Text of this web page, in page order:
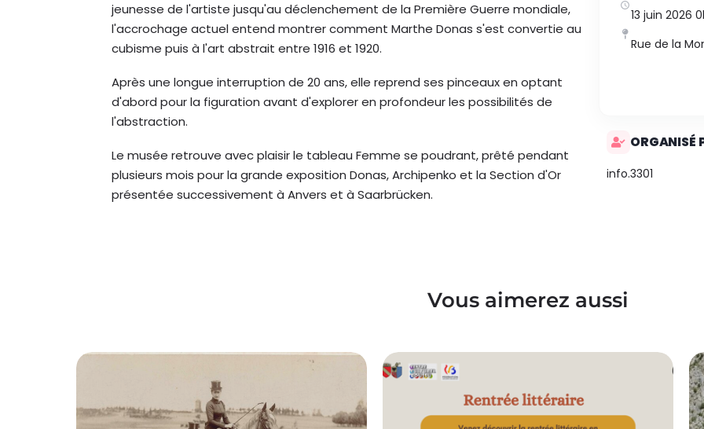
jeunesse de l'artiste jusqu'au déclenchement de la Première Guerre mondiale,
l'accrochage actuel entend montrer comment Marthe Donas s'est convertie au
cubisme puis à l'art abstrait entre 1916 et 1920.
Après une longue interruption de 20 ans, elle reprend ses pinceaux en optant
d'abord pour la figuration avant d'explorer en profondeur les possibilités de
l'abstraction.
Le musée retrouve avec plaisir le tableau Femme se poudrant, prêté pendant
plusieurs mois pour la grande exposition Donas, Archipenko et la Section d'Or
présentée successivement à Anvers et à Saarbrücken.
13 juin 2026
Rue de la
ORGANISÉ
info.3301
Vous aimerez aussi